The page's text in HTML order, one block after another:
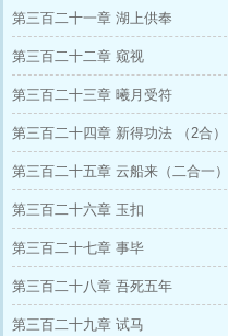
第三百二十一章 湖上供奉
第三百二十二章 窥视
第三百二十三章 曦月受符
第三百二十四章 新得功法 （2合）
第三百二十五章 云船来（二合一）
第三百二十六章 玉扣
第三百二十七章 事毕
第三百二十八章 吾死五年
第三百二十九章 试马